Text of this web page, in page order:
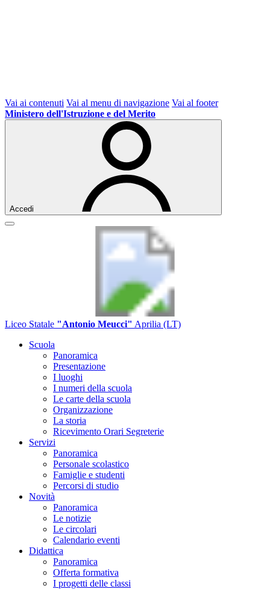
Vai ai contenuti Vai al menu di navigazione Vai al footer
Ministero dell'Istruzione e del Merito
Accedi
Liceo Statale "Antonio Meucci" Aprilia (LT)
Scuola
Panoramica
Presentazione
I luoghi
I numeri della scuola
Le carte della scuola
Organizzazione
La storia
Ricevimento Orari Segreterie
Servizi
Panoramica
Personale scolastico
Famiglie e studenti
Percorsi di studio
Novità
Panoramica
Le notizie
Le circolari
Calendario eventi
Didattica
Panoramica
Offerta formativa
I progetti delle classi